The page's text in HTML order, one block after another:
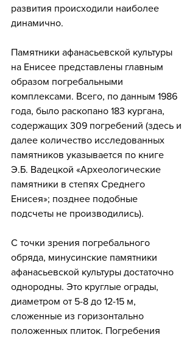
развития происходили наиболее
динамично.
Памятники афанасьевской культуры
на Енисее представлены главным
образом погребальными
комплексами. Всего, по данным 1986
года, было раскопано 183 кургана,
содержащих 309 погребений (здесь и
далее количество исследованных
памятников указывается по книге
Э.Б. Вадецкой «Археологические
памятники в степях Среднего
Енисея»; позднее подобные
подсчеты не производились).
С точки зрения погребального
обряда, минусинские памятники
афанасьевской культуры достаточно
однородны. Это круглые ограды,
диаметром от 5-8 до 12-15 м,
сложенные из горизонтально
положенных плиток. Погребения